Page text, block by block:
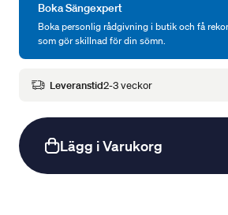
Boka Sängexpert
Boka personlig rådgivning i butik och få
som gör skillnad för din sömn.
Leveranstid2-3 veckor
Lägg i Varukorg